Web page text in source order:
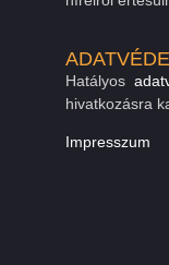
Hatályos
hivatkozásra
Impresszum